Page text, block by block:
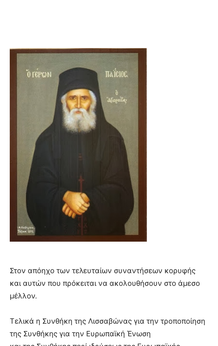
Στον απόηχο των τελευταίων συναντήσεων κορυφής
και αυτών που πρόκειται να ακολουθήσουν στο άμεσο
μέλλον.
Τελικά η Συνθήκη της Λισσαβώνας για την τροποποίηση
της Συνθήκης για την Ευρωπαϊκή Ένωση